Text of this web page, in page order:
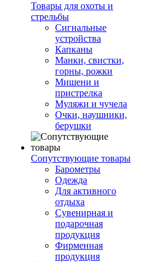
Товары для охоты и
стрельбы
Сигнальные
устройства
Капканы
Манки, свистки,
горны, рожки
Мишени и
пристрелка
Муляжи и чучела
Очки, наушники,
берушки
Сопутствующие товары
Барометры
Одежда
Для активного
отдыха
Сувенирная и
подарочная
продукция
Фирменная
продукция